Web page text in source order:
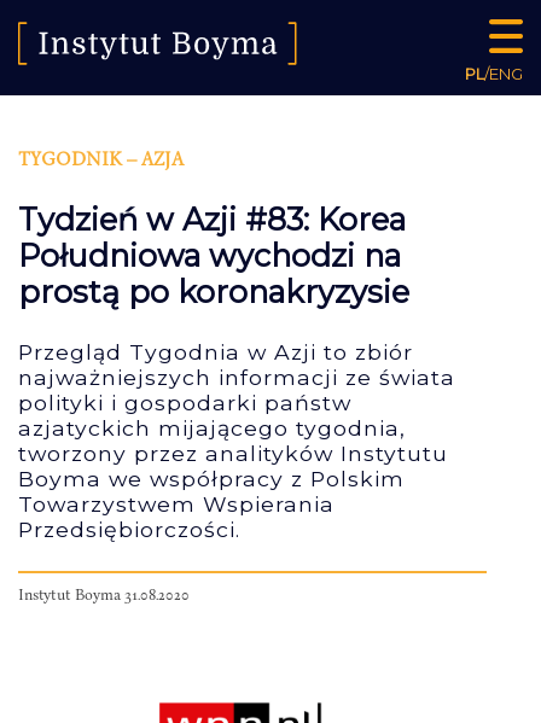
PL/ENG
TYGODNIK – AZJA
Tydzień w Azji #83: Korea
Południowa wychodzi na
prostą po koronakryzysie
Przegląd Tygodnia w Azji to zbiór
najważniejszych informacji ze świata
polityki i gospodarki państw
azjatyckich mijającego tygodnia,
tworzony przez analityków Instytutu
Boyma we współpracy z Polskim
Towarzystwem Wspierania
Przedsiębiorczości.
Instytut Boyma 31.08.2020